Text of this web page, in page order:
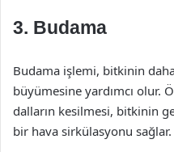
3. Budama
Budama işlemi, bitkinin
büyümesine yardımcı olur.
dalların kesilmesi, bitkinin
bir hava sirkülasyonu sağlar.